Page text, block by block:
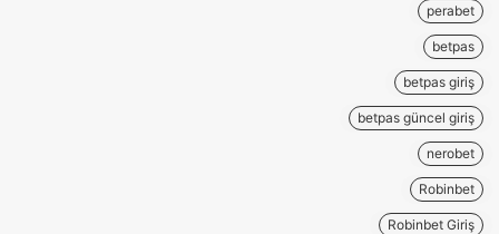
perabet
betpas
betpas giriş
betpas güncel giriş
nerobet
Robinbet
Robinbet Giriş